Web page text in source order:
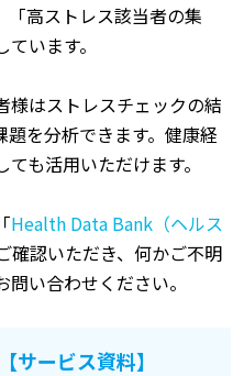
「高ストレス該当者の集
います。
様はストレスチェックの結
を分析できます。健康経
も活用いただけます。
Health Data Bank（ヘルス
確認いただき、何かご不明
い合わせください。
【サービス資料】